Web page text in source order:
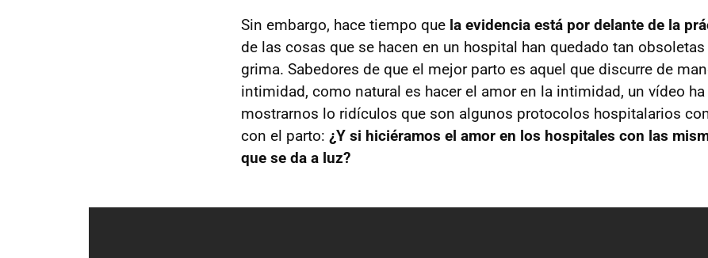
Sin embargo, hace tiempo que la evidencia está por delante de la
de las cosas que se hacen en un hospital han quedado tan
grima. Sabedores de que el mejor parto es aquel que discurre de
intimidad, como natural es hacer el amor en la intimidad, un vídeo
mostrarnos lo ridículos que son algunos protocolos hospitalarios
con el parto: ¿Y si hiciéramos el amor en los hospitales con las
que se da a luz?